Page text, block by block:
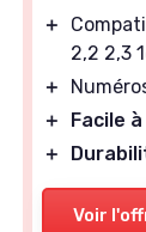
＋
2,2 2,3
＋
＋
Facile
＋
Voir